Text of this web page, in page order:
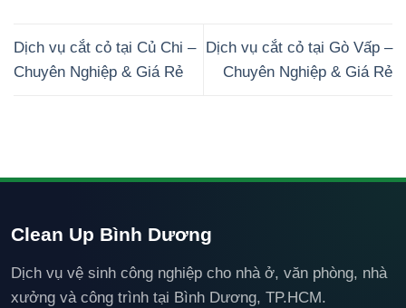
Dịch vụ cắt cỏ tại Củ Chi –
Chuyên Nghiệp & Giá Rẻ
Dịch vụ cắt cỏ tại Gò Vấp –
Chuyên Nghiệp & Giá Rẻ
Clean Up Bình Dương
Dịch vụ vệ sinh công nghiệp cho nhà ở, văn phòng, nhà
xưởng và công trình tại Bình Dương, TP.HCM.